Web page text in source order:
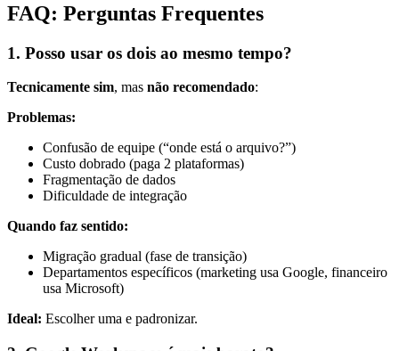
FAQ: Perguntas Frequentes
1. Posso usar os dois ao mesmo tempo?
Tecnicamente sim, mas não recomendado:
Problemas:
Confusão de equipe (“onde está o arquivo?”)
Custo dobrado (paga 2 plataformas)
Fragmentação de dados
Dificuldade de integração
Quando faz sentido:
Migração gradual (fase de transição)
Departamentos específicos (marketing usa Google, financeiro
usa Microsoft)
Ideal: Escolher uma e padronizar.